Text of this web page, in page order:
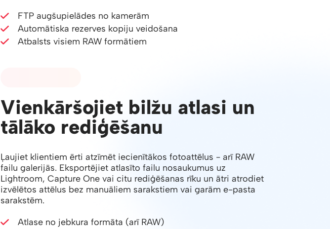
FTP augšupielādes no kamerām
Automātiska rezerves kopiju veidošana
Atbalsts visiem RAW formātiem
Vienkāršojiet bilžu atlasi un
tālāko rediģēšanu
Ļaujiet klientiem ērti atzīmēt iecienītākos fotoattēlus - arī RAW
failu galerijās. Eksportējiet atlasīto failu nosaukumus uz
Lightroom, Capture One vai citu rediģēšanas rīku un ātri atrodiet
izvēlētos attēlus bez manuāliem sarakstiem vai garām e-pasta
sarakstēm.
Atlase no jebkura formāta (arī RAW)